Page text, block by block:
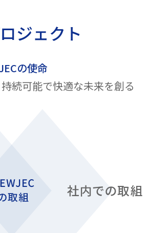
ジェクト
の使命
持続可能で快適な未来を創る